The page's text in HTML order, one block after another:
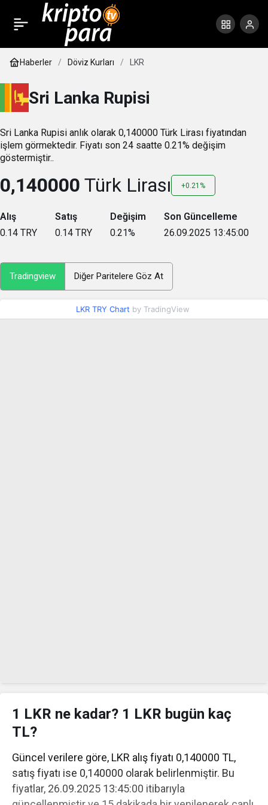
Haberler Döviz Kurları LKR
Sri Lanka Rupisi
Sri Lanka Rupisi anlık olarak 0,140000 Türk Lirası fiyatından
işlem görmektedir. Fiyatı son 24 saatte 0.21% değişim
göstermiştir..
0,140000 Türk Lirası +0.21%
Alış
0.14 TRY
Satış
0.14 TRY
Değişim
0.21%
Son Güncelleme
26.09.2025 13:45:00
Tradingview Diğer Paritelere Göz At
LKR TRY Chart by TradingView
1 LKR ne kadar? 1 LKR bugün kaç
TL?
Güncel verilere göre, LKR alış fiyatı 0,140000 TL,
satış fiyatı ise 0,140000 olarak belirlenmiştir. Bu
fiyatlar, 26.09.2025 13:45:00 itibarıyla